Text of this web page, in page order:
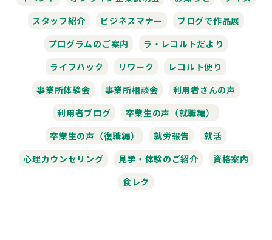
スタッフ紹介
ビジネスマナー
ブログで作品展
プログラムのご案内
ラ・レコルトだより
ライフハック
リワーク
レコルト便り
事業所体験会
事業所相談会
利用者さんの声
利用者ブログ
卒業生の声（就職編）
卒業生の声（復職編）
就労報告
就活
心理カウンセリング
見学・体験のご紹介
資格案内
食レク